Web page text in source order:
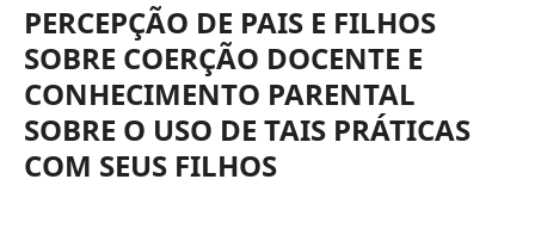
PERCEPÇÃO DE PAIS E FILHOS
SOBRE COERÇÃO DOCENTE E
CONHECIMENTO PARENTAL
SOBRE O USO DE TAIS PRÁTICAS
COM SEUS FILHOS